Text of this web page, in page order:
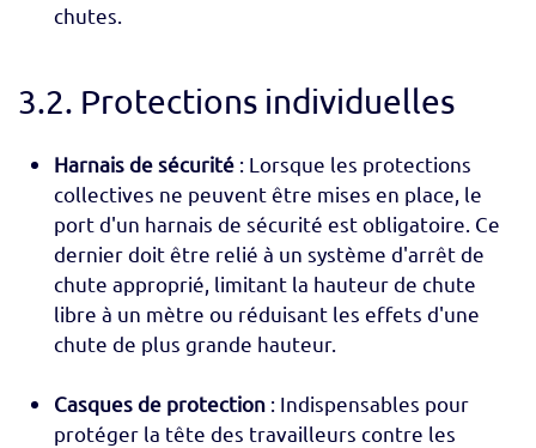
chutes.
3.2. Protections individuelles
Harnais de sécurité : Lorsque les protections
collectives ne peuvent être mises en place, le
port d'un harnais de sécurité est obligatoire. Ce
dernier doit être relié à un système d'arrêt de
chute approprié, limitant la hauteur de chute
libre à un mètre ou réduisant les effets d'une
chute de plus grande hauteur.
Casques de protection : Indispensables pour
protéger la tête des travailleurs contre les